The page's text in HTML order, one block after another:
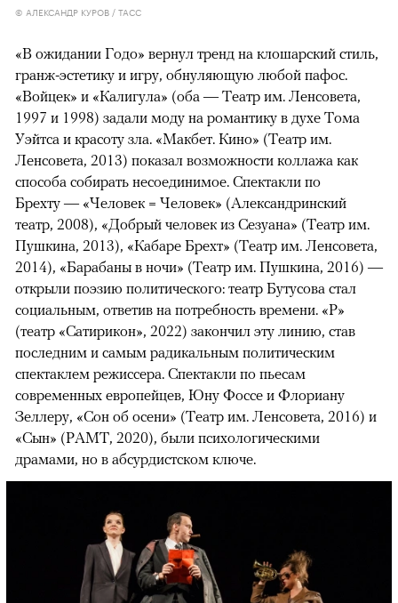
© АЛЕКСАНДР КУРОВ / ТАСС
«В ожидании Годо» вернул тренд на клошарский стиль,
гранж-эстетику и игру, обнуляющую любой пафос.
«Войцек» и «Калигула» (оба — Театр им. Ленсовета,
1997 и 1998) задали моду на романтику в духе Тома
Уэйтса и красоту зла. «Макбет. Кино» (Театр им.
Ленсовета, 2013) показал возможности коллажа как
способа собирать несоединимое. Спектакли по
Брехту — «Человек = Человек» (Александринский
театр, 2008), «Добрый человек из Сезуана» (Театр им.
Пушкина, 2013), «Кабаре Брехт» (Театр им. Ленсовета,
2014), «Барабаны в ночи» (Театр им. Пушкина, 2016) —
открыли поэзию политического: театр Бутусова стал
социальным, ответив на потребность времени. «Р»
(театр «Сатирикон», 2022) закончил эту линию, став
последним и самым радикальным политическим
спектаклем режиссера. Спектакли по пьесам
современных европейцев, Юну Фоссе и Флориану
Зеллеру, «Сон об осени» (Театр им. Ленсовета, 2016) и
«Сын» (РАМТ, 2020), были психологическими
драмами, но в абсурдистском ключе.